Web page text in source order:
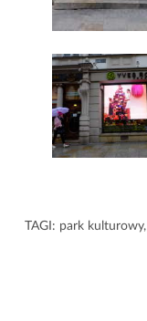
TAGI: park kulturowy,